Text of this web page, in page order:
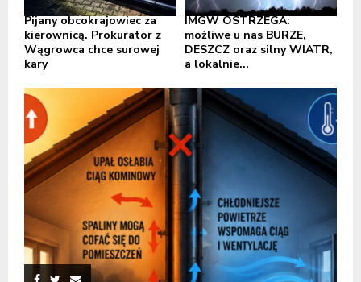
Pijany obcokrajowiec za
kierownicą. Prokurator z
Wągrowca chce surowej
kary
IMGW OSTRZEGA:
możliwe u nas BURZE,
DESZCZ oraz silny WIATR,
a lokalnie...